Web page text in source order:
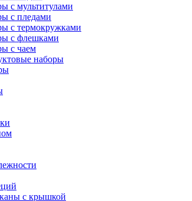
с мультитулами
с пледами
с термокружками
с флешками
с чаем
наборы
с крышкой